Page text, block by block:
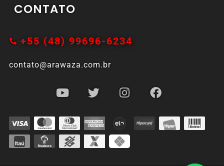
CONTATO
+55 (48) 99696-6234
contato@arawaza.com.br